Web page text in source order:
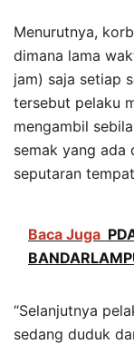
Menurutnya,
dimana lama
jam) saja setiap
tersebut pelaku
mengambil
semak yang ada
seputaran
Baca Juga
“Selanjutnya
sedang duduk